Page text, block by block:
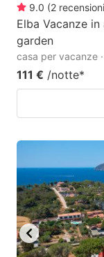
9.0 (2 recensioni
Elba Vacanze
garden
casa per vacanze
111 € /notte*